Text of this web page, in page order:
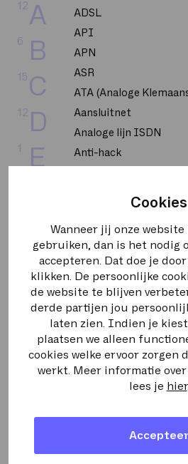
Cookies
Wanneer jij onze
gebruiken, dan is het nodig
accepteren. Dat doe je
klikken. De persoonlijke
de website te blijven
derde partijen jou
laten zien. Indien je
plaatsen we alleen
cookies welke ervoor zorgen
werkt. Meer informatie
lees je hier.
Accepteer
A
12
B
6
C
15
D
12
E
1
H
I
K
L
ADSL
API
APN
ASR
ATA (Analoge
Aansluitnet
Analoge lijn ISDN
Anti-hack
Autoriteit
BGP
BRI
BUMA STEMRA
Backbone
Bandbreedte
Bellen op uitnodiging
CRM
CTI